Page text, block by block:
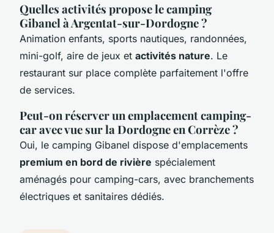
Quelles activités propose le camping
Gibanel à Argentat-sur-Dordogne ?
Animation enfants, sports nautiques, randonnées,
mini-golf, aire de jeux et activités nature. Le
restaurant sur place complète parfaitement l'offre
de services.
Peut-on réserver un emplacement camping-
car avec vue sur la Dordogne en Corrèze ?
Oui, le camping Gibanel dispose d'emplacements
premium en bord de rivière spécialement
aménagés pour camping-cars, avec branchements
électriques et sanitaires dédiés.